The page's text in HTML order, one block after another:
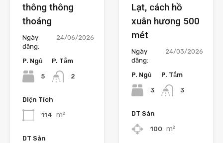
thông thông
thoáng
Ngày
đăng:
24/06/2026
P. Ngủ
5
P. Tắm
2
Diện Tích
114 m²
DT Sàn
Lạt, cách hồ
xuân hương 500
mét
Ngày
đăng:
24/03/2026
P. Ngủ
3
P. Tắm
3
DT Sàn
100 m²